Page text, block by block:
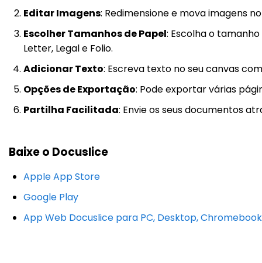
Editar Imagens: Redimensione e mova imagens
Escolher Tamanhos de Papel: Escolha o
Letter, Legal e Folio.
Adicionar Texto: Escreva texto no seu canvas
Opções de Exportação: Pode exportar várias
Partilha Facilitada: Envie os seus documentos
Baixe o Docuslice
Apple App Store
Google Play
App Web Docuslice para PC, Desktop, Chromebook